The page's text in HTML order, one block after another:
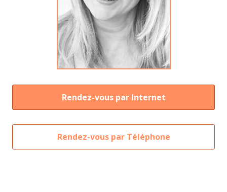
Rendez-vous par Internet
Rendez-vous par Téléphone